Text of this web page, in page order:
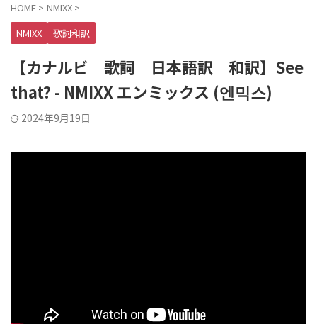
HOME > NMIXX >
NMIXX
歌詞和訳
【カナルビ 歌詞 日本語訳 和訳】See
that? - NMIXX エンミックス (엔믹스)
2024年9月19日